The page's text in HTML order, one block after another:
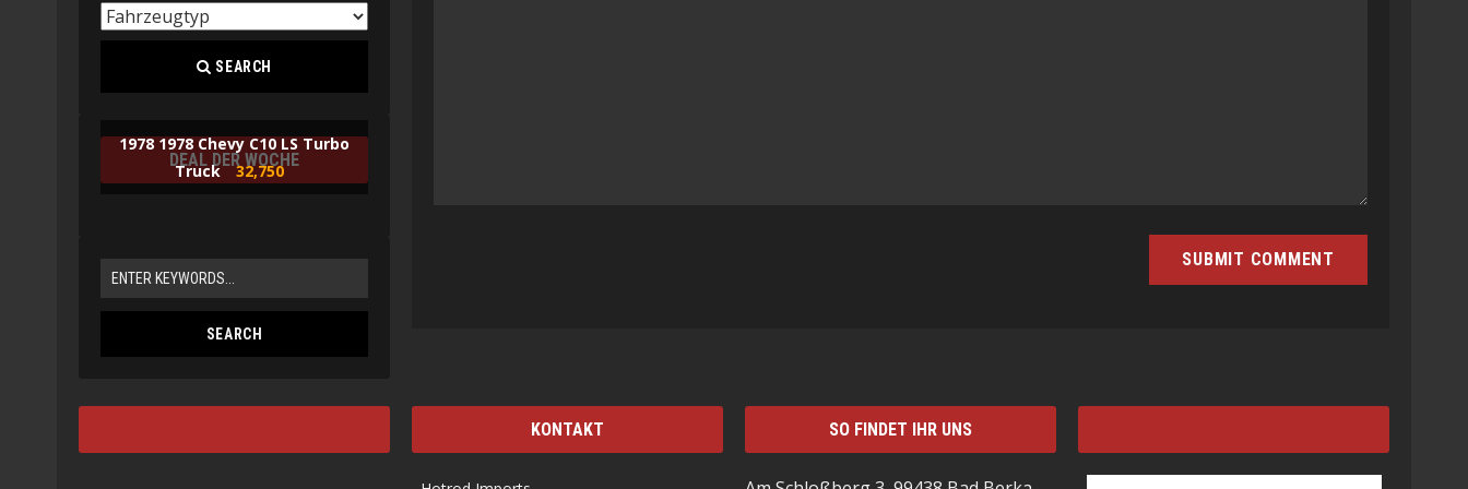
SEARCH
DEAL DER WOCHE
1978 1978 Chevy C10 LS Turbo
Truck 32,750
KONTAKT SO FINDET IHR UNS